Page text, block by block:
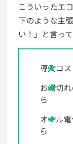
こういったエ
下のような主
い！」と言っ
導入コ
お湯切
ら
オール
ら